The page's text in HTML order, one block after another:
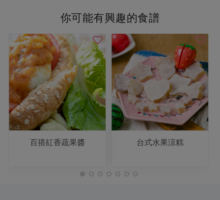
你可能有興趣的食譜
百搭紅香蔬果醬 台式水果涼糕